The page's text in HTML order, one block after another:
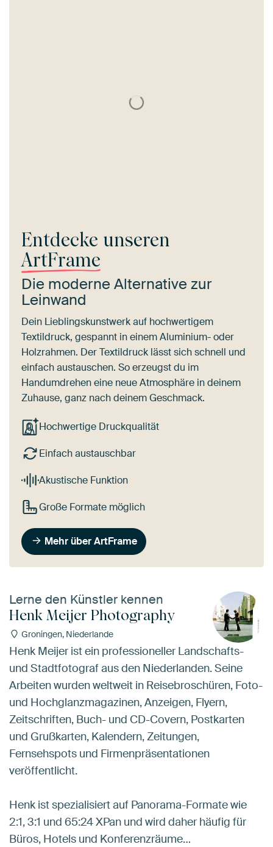
Entdecke unseren
ArtFrame
Die moderne Alternative zur
Leinwand
Dein Lieblingskunstwerk auf hochwertigem
Textildruck, gespannt in einem Aluminium- oder
Holzrahmen. Der Textildruck lässt sich schnell und
einfach austauschen. So erzeugst du im
Handumdrehen eine neue Atmosphäre in deinem
Zuhause, ganz nach deinem Geschmack.
Hochwertige Druckqualität
Einfach austauschbar
Akustische Funktion
Große Formate möglich
Mehr über ArtFrame
Lerne den Künstler kennen
Henk Meijer Photography
Groningen, Niederlande
Henk Meijer ist ein professioneller Landschafts-
und Stadtfotograf aus den Niederlanden. Seine
Arbeiten wurden weltweit in Reisebroschüren, Foto-
und Hochglanzmagazinen, Anzeigen, Flyern,
Zeitschriften, Buch- und CD-Covern, Postkarten
und Grußkarten, Kalendern, Zeitungen,
Fernsehspots und Firmenpräsentationen
veröffentlicht.
Henk ist spezialisiert auf Panorama-Formate wie
2:1, 3:1 und 65:24 XPan und wird daher häufig für
Büros, Hotels und Konferenzräume…